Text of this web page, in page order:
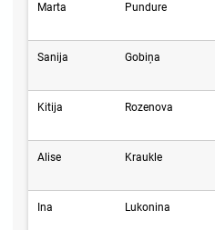
Marta Pundure
Sanija Gobiņa
Kitija Rozenova
Alise Kraukle
Ina Lukonina